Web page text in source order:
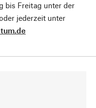
bis Freitag unter der
jederzeit unter